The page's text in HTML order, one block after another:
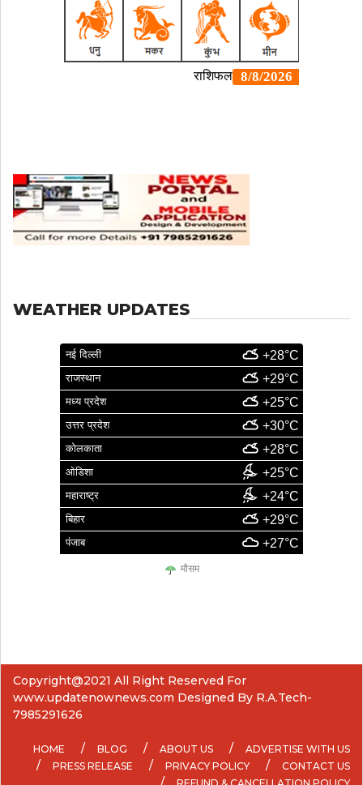
WEATHER UPDATES
नई दिल्ली +28°C
राजस्थान +29°C
मध्य प्रदेश +25°C
उत्तर प्रदेश +30°C
कोलकाता +28°C
ओडिशा +25°C
महाराष्ट्र +24°C
बिहार +29°C
पंजाब +27°C
मौसम
Copyright@2021 All Right Reserved For
www.updatenownews.com Designed By R.A.Tech-
7985291626
HOME BLOG ABOUT US
ADVERTISE WITH US
PRESS RELEASE
PRIVACY POLICY
CONTACT US